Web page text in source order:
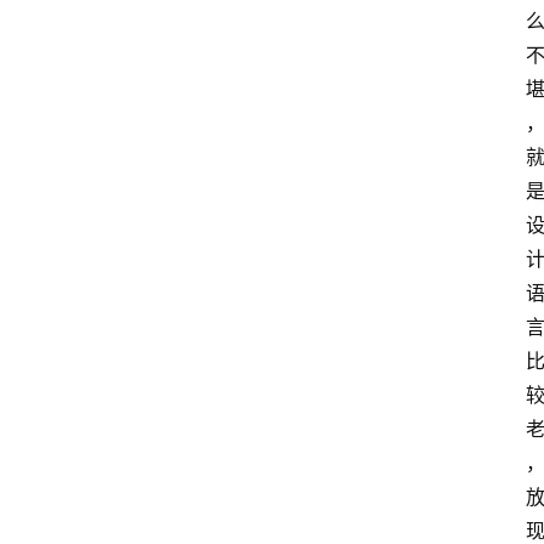
么
不
堪
，
就
是
设
计
语
言
比
较
老
，
放
现